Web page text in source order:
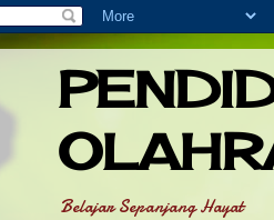
Belajar Sepanjang Hayat